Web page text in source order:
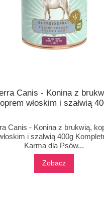
Canis - Konina z
włoskim i szałwią
Canis - Konina z brukwią,
i szałwią 400g
Karma dla Psów...
Zobacz